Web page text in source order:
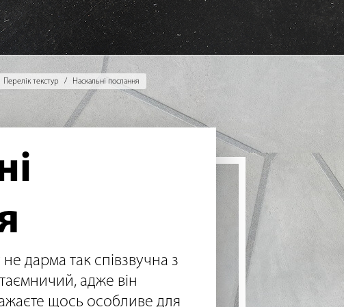
Перелік текстур Наскальні послання
дарма так співзвучна з
адже він
щось особливе для